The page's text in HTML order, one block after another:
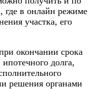
где в онлайн режиме
участка, его
окончании срока
долга,
решения органами